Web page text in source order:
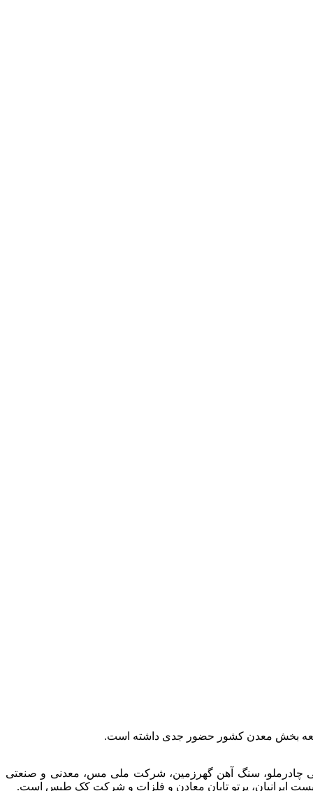
بخش معدن کشور حضور جدی داشته است.
چادرملو، سنگ آهن گهرزمین، شرکت ملی مس، معدنی و صنعتی
ایرانیان، پرتو تابان معادن و فلزات و شرکت کک طبس است.